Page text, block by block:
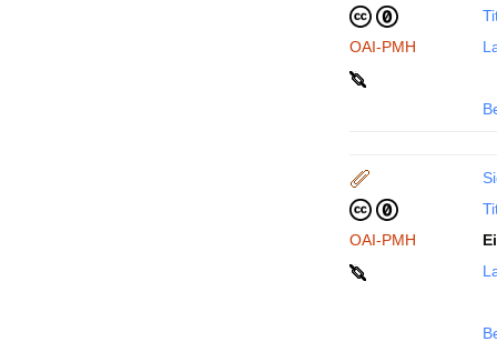
OAI-PMH
OAI-PMH